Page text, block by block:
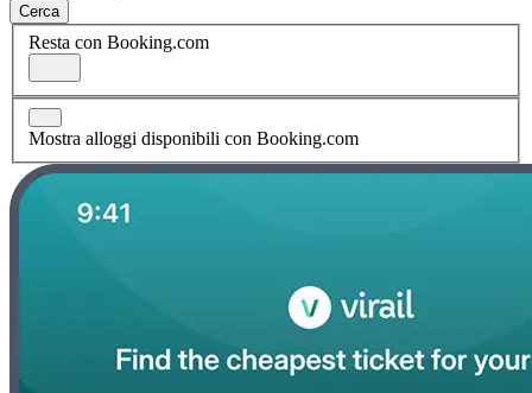
Cerca
Resta con Booking.com
Mostra alloggi disponibili con Booking.com